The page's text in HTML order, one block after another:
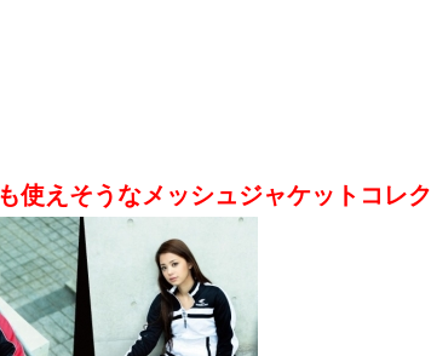
使えそうなメッシュジャケットコレク